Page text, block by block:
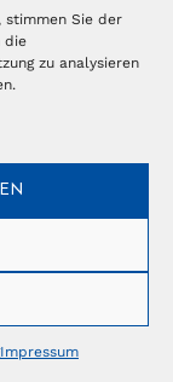
stimmen Sie der
die
zu analysieren
Impressum
+41 31 300 30 85 //
- CH-3012 Bern //